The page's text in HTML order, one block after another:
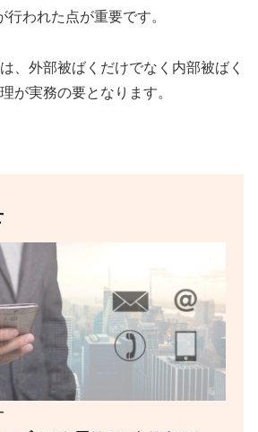
われた点が重要です。
、外部被ばくだけでなく内部被ばく
が実務の要となります。